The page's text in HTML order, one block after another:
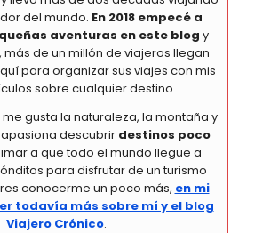
del mundo. En 2018 empecé a
aventuras en este blog y
de un millón de viajeros llegan
para organizar sus viajes con mis
sobre cualquier destino.
gusta la naturaleza, la montaña y
descubrir destinos poco
a que todo el mundo llegue a
para disfrutar de un turismo
conocerme un poco más, en mi
todavía más sobre mí y el blog
Viajero Crónico.